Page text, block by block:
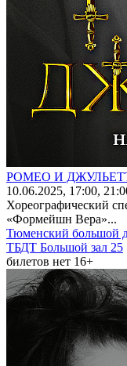
РОМЕО И
10.06.2025, 17:00,
Хореографический
«Формейшн Вера»...
Тюменский большой
ТБДТ Большой зал 25
билетов нет 16+